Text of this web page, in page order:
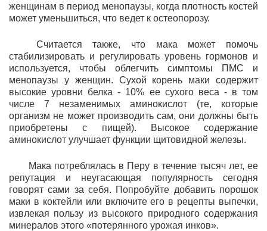
женщинам в период менопаузы, когда плотность костей
может уменьшиться, что ведет к остеопорозу.
Считается также, что мака может помочь
стабилизировать и регулировать уровень гормонов и
используется, чтобы облегчить симптомы ПМС и
менопаузы у женщин. Сухой корень маки содержит
высокие уровни белка - 10% ее сухого веса - в том
числе 7 незаменимых аминокислот (те, которые
организм не может производить сам, они должны быть
приобретены с пищей). Высокое содержание
аминокислот улучшает функции щитовидной железы.
Мака потреблялась в Перу в течение тысяч лет, ее
репутация и неугасающая популярность сегодня
говорят сами за себя. Попробуйте добавить порошок
маки в коктейли или включите его в рецепты выпечки,
извлекая пользу из высокого природного содержания
минералов этого «потерянного урожая инков».